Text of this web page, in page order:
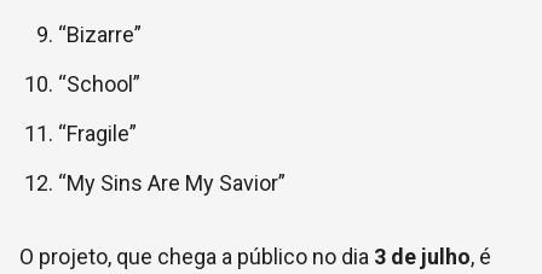
“Bizarre”
“School”
“Fragile”
“My Sins Are My Savior”
O projeto, que chega a público no dia 3 de julho, é